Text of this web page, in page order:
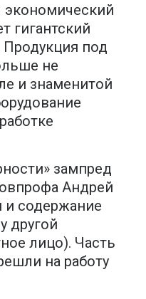
гигантский
Продукция под
не
и знаменитой
зампред
Андрей
содержание
другой
лицо). Часть
на работу